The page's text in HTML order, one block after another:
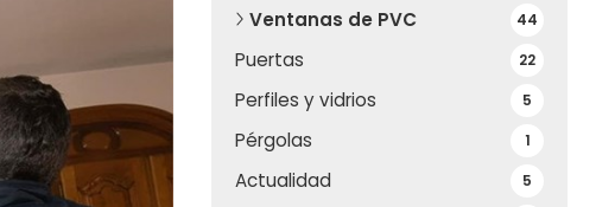
Ventanas de PVC 44
Puertas 22
Perfiles y vidrios 5
Pérgolas 1
Actualidad 5